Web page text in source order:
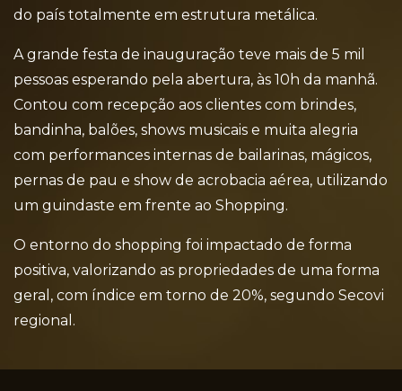
do país totalmente em estrutura metálica.
A grande festa de inauguração teve mais de 5 mil
pessoas esperando pela abertura, às 10h da manhã.
Contou com recepção aos clientes com brindes,
bandinha, balões, shows musicais e muita alegria
com performances internas de bailarinas, mágicos,
pernas de pau e show de acrobacia aérea, utilizando
um guindaste em frente ao Shopping.
O entorno do shopping foi impactado de forma
positiva, valorizando as propriedades de uma forma
geral, com índice em torno de 20%, segundo Secovi
regional.